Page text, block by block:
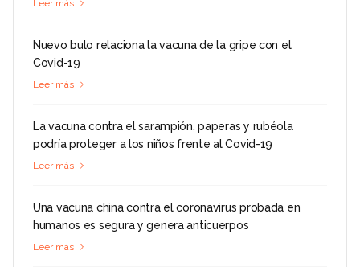
Leer más
Nuevo bulo relaciona la vacuna de la gripe con el
Covid-19
Leer más
La vacuna contra el sarampión, paperas y rubéola
podría proteger a los niños frente al Covid-19
Leer más
Una vacuna china contra el coronavirus probada en
humanos es segura y genera anticuerpos
Leer más